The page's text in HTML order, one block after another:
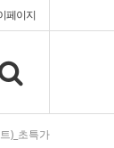
페이지
)_초특가